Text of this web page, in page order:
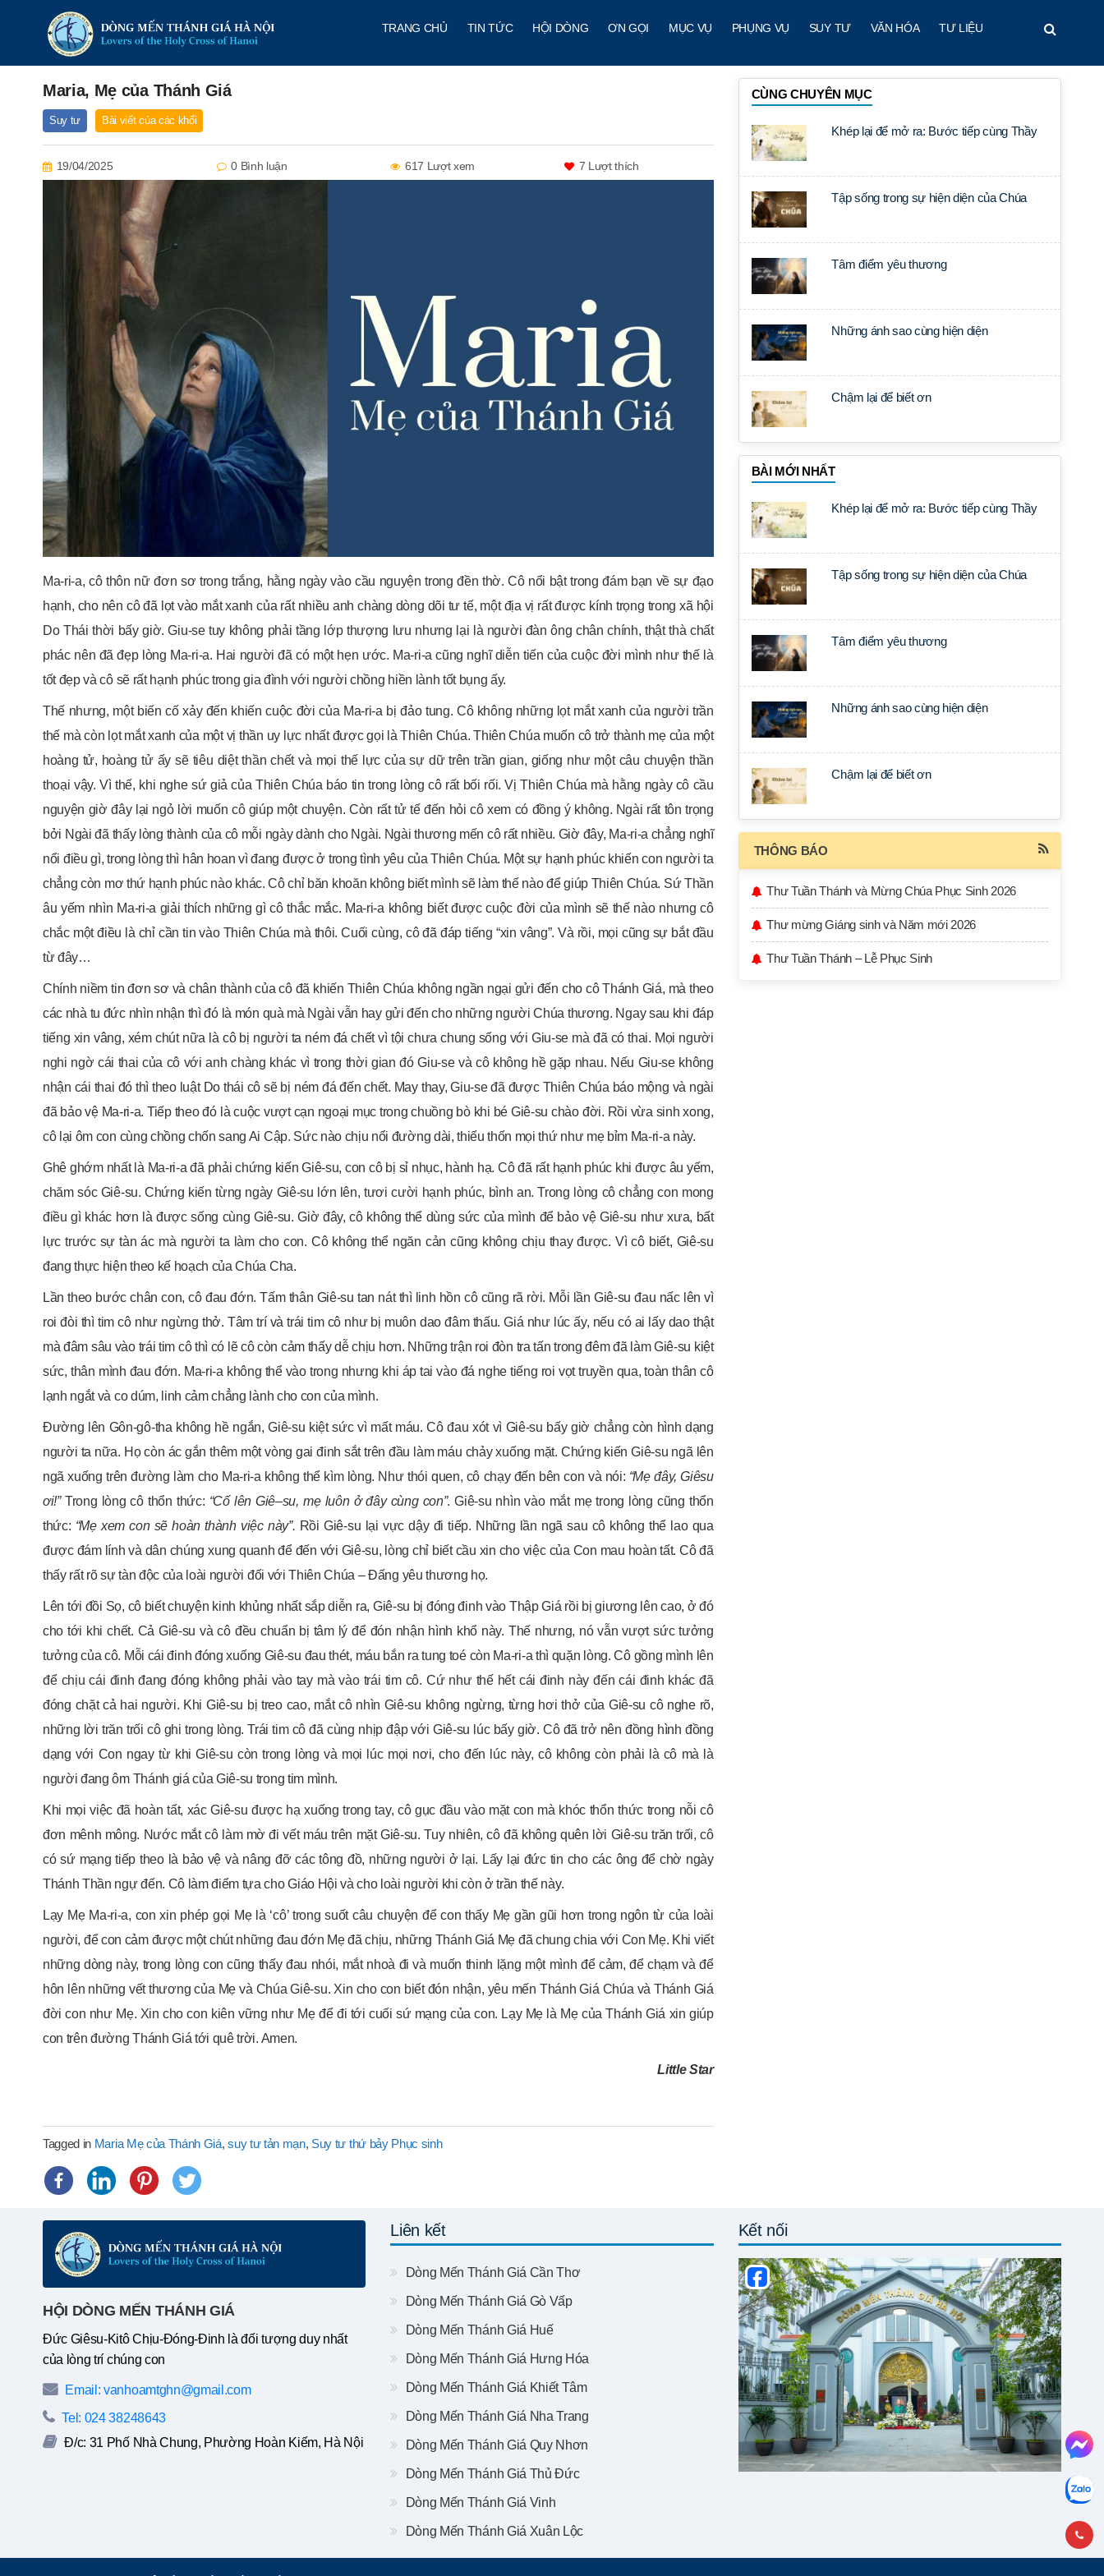
TRANG CHỦ TIN TỨC HỘI DÒNG ƠN GỌI MỤC VỤ PHỤNG VỤ SUY TƯ VĂN HÓA TƯ LIỆU
Maria, Mẹ của Thánh Giá
Suy tư Bài viết của các khối
19/04/2025 0 Bình luận 617 Lượt xem 7 Lượt thích
Ma-ri-a, cô thôn nữ đơn sơ trong trắng, hằng ngày vào cầu nguyện trong đền thờ. Cô nổi bật trong đám bạn về sự đạo
hạnh, cho nên cô đã lọt vào mắt xanh của rất nhiều anh chàng dòng dõi tư tế, một địa vị rất được kính trọng trong xã hội
Do Thái thời bấy giờ. Giu-se tuy không phải tầng lớp thượng lưu nhưng lại là người đàn ông chân chính, thật thà chất
phác nên đã đẹp lòng Ma-ri-a. Hai người đã có một hẹn ước. Ma-ri-a cũng nghĩ diễn tiến của cuộc đời mình như thế là
tốt đẹp và cô sẽ rất hạnh phúc trong gia đình với người chồng hiền lành tốt bụng ấy.
Thế nhưng, một biến cố xảy đến khiến cuộc đời của Ma-ri-a bị đảo tung. Cô không những lọt mắt xanh của người trần
thế mà còn lọt mắt xanh của một vị thần uy lực nhất được gọi là Thiên Chúa. Thiên Chúa muốn cô trở thành mẹ của một
hoàng tử, hoàng tử ấy sẽ tiêu diệt thần chết và mọi thế lực của sự dữ trên trần gian, giống như một câu chuyện thần
thoại vậy. Vì thế, khi nghe sứ giả của Thiên Chúa báo tin trong lòng cô rất bối rối. Vị Thiên Chúa mà hằng ngày cô cầu
nguyện giờ đây lại ngỏ lời muốn cô giúp một chuyện. Còn rất tử tế đến hỏi cô xem có đồng ý không. Ngài rất tôn trọng
bởi Ngài đã thấy lòng thành của cô mỗi ngày dành cho Ngài. Ngài thương mến cô rất nhiều. Giờ đây, Ma-ri-a chẳng nghĩ
nổi điều gì, trong lòng thì hân hoan vì đang được ở trong tình yêu của Thiên Chúa. Một sự hạnh phúc khiến con người ta
chẳng còn mơ thứ hạnh phúc nào khác. Cô chỉ băn khoăn không biết mình sẽ làm thế nào để giúp Thiên Chúa. Sứ Thần
âu yếm nhìn Ma-ri-a giải thích những gì cô thắc mắc. Ma-ri-a không biết được cuộc đời của mình sẽ thế nào nhưng cô
chắc một điều là chỉ cần tin vào Thiên Chúa mà thôi. Cuối cùng, cô đã đáp tiếng “xin vâng”. Và rồi, mọi cũng sự bắt đầu
từ đây…
Chính niềm tin đơn sơ và chân thành của cô đã khiến Thiên Chúa không ngần ngại gửi đến cho cô Thánh Giá, mà theo
các nhà tu đức nhìn nhận thì đó là món quà mà Ngài vẫn hay gửi đến cho những người Chúa thương. Ngay sau khi đáp
tiếng xin vâng, xém chút nữa là cô bị người ta ném đá chết vì tội chưa chung sống với Giu-se mà đã có thai. Mọi người
nghi ngờ cái thai của cô với anh chàng khác vì trong thời gian đó Giu-se và cô không hề gặp nhau. Nếu Giu-se không
nhận cái thai đó thì theo luật Do thái cô sẽ bị ném đá đến chết. May thay, Giu-se đã được Thiên Chúa báo mộng và ngài
đã bảo vệ Ma-ri-a. Tiếp theo đó là cuộc vượt cạn ngoại mục trong chuồng bò khi bé Giê-su chào đời. Rồi vừa sinh xong,
cô lại ôm con cùng chồng chốn sang Ai Cập. Sức nào chịu nổi đường dài, thiếu thốn mọi thứ như mẹ bỉm Ma-ri-a này.
Ghê ghớm nhất là Ma-ri-a đã phải chứng kiến Giê-su, con cô bị sỉ nhục, hành hạ. Cô đã rất hạnh phúc khi được âu yếm,
chăm sóc Giê-su. Chứng kiến từng ngày Giê-su lớn lên, tươi cười hạnh phúc, bình an. Trong lòng cô chẳng con mong
điều gì khác hơn là được sống cùng Giê-su. Giờ đây, cô không thể dùng sức của mình để bảo vệ Giê-su như xưa, bất
lực trước sự tàn ác mà người ta làm cho con. Cô không thể ngăn cản cũng không chịu thay được. Vì cô biết, Giê-su
đang thực hiện theo kế hoạch của Chúa Cha.
Lần theo bước chân con, cô đau đớn. Tấm thân Giê-su tan nát thì linh hồn cô cũng rã rời. Mỗi lần Giê-su đau nấc lên vì
roi đòi thì tim cô như ngừng thở. Tâm trí và trái tim cô như bị muôn dao đâm thấu. Giá như lúc ấy, nếu có ai lấy dao thật
mà đâm sâu vào trái tim cô thì có lẽ cô còn cảm thấy dễ chịu hơn. Những trận roi đòn tra tấn trong đêm đã làm Giê-su kiệt
sức, thân mình đau đớn. Ma-ri-a không thể vào trong nhưng khi áp tai vào đá nghe tiếng roi vọt truyền qua, toàn thân cô
lạnh ngắt và co dúm, linh cảm chẳng lành cho con của mình.
Đường lên Gôn-gô-tha không hề ngắn, Giê-su kiệt sức vì mất máu. Cô đau xót vì Giê-su bấy giờ chẳng còn hình dạng
người ta nữa. Họ còn ác gắn thêm một vòng gai đinh sắt trên đầu làm máu chảy xuống mặt. Chứng kiến Giê-su ngã lên
ngã xuống trên đường làm cho Ma-ri-a không thể kìm lòng. Như thói quen, cô chạy đến bên con và nói: “Mẹ đây, Giêsu
ơi!”Trong lòng cô thổn thức: “Cố lên Giê–su, mẹ luôn ở đây cùng con”. Giê-su nhìn vào mắt mẹ trong lòng cũng thổn
thức: “Mẹ xem con sẽ hoàn thành việc này”. Rồi Giê-su lại vực dậy đi tiếp. Những lần ngã sau cô không thể lao qua
được đám lính và dân chúng xung quanh để đến với Giê-su, lòng chỉ biết cầu xin cho việc của Con mau hoàn tất. Cô đã
thấy rất rõ sự tàn độc của loài người đối với Thiên Chúa – Đấng yêu thương họ.
Lên tới đồi Sọ, cô biết chuyện kinh khủng nhất sắp diễn ra, Giê-su bị đóng đinh vào Thập Giá rồi bị giương lên cao, ở đó
cho tới khi chết. Cả Giê-su và cô đều chuẩn bị tâm lý để đón nhận hình khổ này. Thế nhưng, nó vẫn vượt sức tưởng
tưởng của cô. Mỗi cái đinh đóng xuống Giê-su đau thét, máu bắn ra tung toé còn Ma-ri-a thì quặn lòng. Cô gồng mình lên
để chịu cái đinh đang đóng không phải vào tay mà vào trái tim cô. Cứ như thế hết cái đinh này đến cái đinh khác đã
đóng chặt cả hai người. Khi Giê-su bị treo cao, mắt cô nhìn Giê-su không ngừng, từng hơi thở của Giê-su cô nghe rõ,
những lời trăn trối cô ghi trong lòng. Trái tim cô đã cùng nhịp đập với Giê-su lúc bấy giờ. Cô đã trở nên đồng hình đồng
dạng với Con ngay từ khi Giê-su còn trong lòng và mọi lúc mọi nơi, cho đến lúc này, cô không còn phải là cô mà là
người đang ôm Thánh giá của Giê-su trong tim mình.
Khi mọi việc đã hoàn tất, xác Giê-su được hạ xuống trong tay, cô gục đầu vào mặt con mà khóc thổn thức trong nỗi cô
đơn mênh mông. Nước mắt cô làm mờ đi vết máu trên mặt Giê-su. Tuy nhiên, cô đã không quên lời Giê-su trăn trối, cô
có sứ mạng tiếp theo là bảo vệ và nâng đỡ các tông đồ, những người ở lại. Lấy lại đức tin cho các ông để chờ ngày
Thánh Thần ngự đến. Cô làm điểm tựa cho Giáo Hội và cho loài người khi còn ở trần thế này.
Lạy Mẹ Ma-ri-a, con xin phép gọi Mẹ là ‘cô’ trong suốt câu chuyện để con thấy Mẹ gần gũi hơn trong ngôn từ của loài
người, để con cảm được một chút những đau đớn Mẹ đã chịu, những Thánh Giá Mẹ đã chung chia với Con Mẹ. Khi viết
những dòng này, trong lòng con cũng thấy đau nhói, mắt nhoà đi và muốn thinh lặng một mình để cảm, để chạm và để
hôn lên những vết thương của Mẹ và Chúa Giê-su. Xin cho con biết đón nhận, yêu mến Thánh Giá Chúa và Thánh Giá
đời con như Mẹ. Xin cho con kiên vững như Mẹ để đi tới cuối sứ mạng của con. Lạy Mẹ là Mẹ của Thánh Giá xin giúp
con trên đường Thánh Giá tới quê trời. Amen.
Little Star
Tagged in Maria Mẹ của Thánh Giá,suy tư tản mạn, Suy tư thứ bảy Phục sinh
CÙNG CHUYÊN MỤC
Khép lại để mở ra: Bước tiếp cùng Thầy
Tập sống trong sự hiện diện của Chúa
Tâm điểm yêu thương
Những ánh sao cùng hiện diện
Chậm lại để biết ơn
BÀI MỚI NHẤT
Khép lại để mở ra: Bước tiếp cùng Thầy
Tập sống trong sự hiện diện của Chúa
Tâm điểm yêu thương
Những ánh sao cùng hiện diện
Chậm lại để biết ơn
THÔNG BÁO
Thư Tuần Thánh và Mừng Chúa Phục Sinh 2026
Thư mừng Giáng sinh và Năm mới 2026
Thư Tuần Thánh – Lễ Phục Sinh
HỘI DÒNG MẾN THÁNH GIÁ
Đức Giêsu-Kitô Chịu-Đóng-Đinh là đối tượng duy nhất
của lòng trí chúng con
Email: vanhoamtghn@gmail.com
Tel: 024 38248643
Đ/c: 31 Phố Nhà Chung, Phường Hoàn Kiếm, Hà Nội
Liên kết
Dòng Mến Thánh Giá Cần Thơ
Dòng Mến Thánh Giá Gò Vấp
Dòng Mến Thánh Giá Huế
Dòng Mến Thánh Giá Hưng Hóa
Dòng Mến Thánh Giá Khiết Tâm
Dòng Mến Thánh Giá Nha Trang
Dòng Mến Thánh Giá Quy Nhơn
Dòng Mến Thánh Giá Thủ Đức
Dòng Mến Thánh Giá Vinh
Dòng Mến Thánh Giá Xuân Lộc
Kết nối